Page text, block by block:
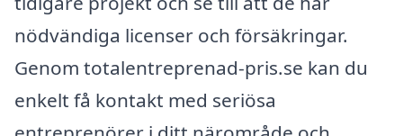
nödvändiga licenser och försäkringar.
Genom totalentreprenad-pris.se kan du
enkelt få kontakt med seriösa